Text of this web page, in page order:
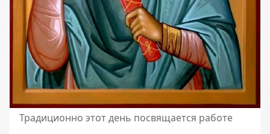
Традиционно этот день посвящается работе